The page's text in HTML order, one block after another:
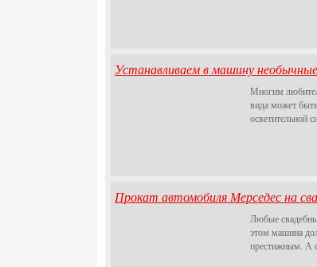
Устанавливаем в машину необычные
Многим
вида может
осветительной
Прокат автомобиля Мерседес на
Любые
этом машина
престижным. А